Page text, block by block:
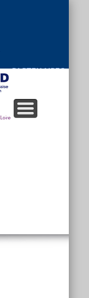
PARTENAIRES